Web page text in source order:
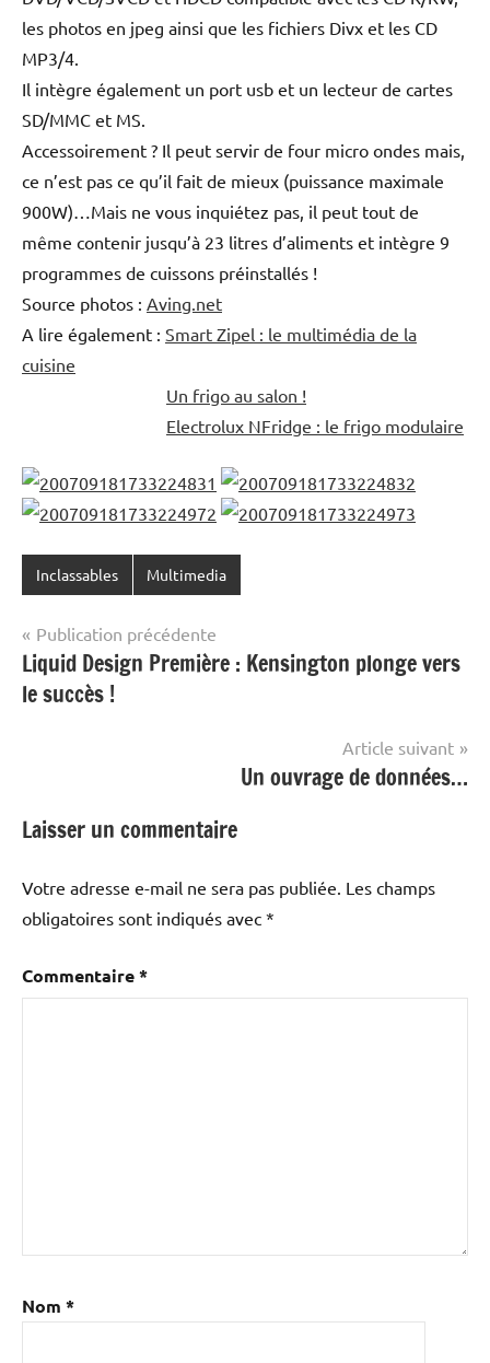
les photos en jpeg ainsi que les fichiers Divx et les CD
MP3/4.
Il intègre également un port usb et un lecteur de cartes
SD/MMC et MS.
Accessoirement ? Il peut servir de four micro ondes mais,
ce n’est pas ce qu’il fait de mieux (puissance maximale
900W)…Mais ne vous inquiétez pas, il peut tout de
même contenir jusqu’à 23 litres d’aliments et intègre 9
programmes de cuissons préinstallés !
Source photos : Aving.net
A lire également : Smart Zipel : le multimédia de la
cuisine
Un frigo au salon !
Electrolux NFridge : le frigo modulaire
Inclassables Multimedia
Navigation
de
l’article
Publication précédente
Liquid Design Première : Kensington plonge vers
le succès !
Article suivant
Un ouvrage de données…
Laisser un commentaire
Votre adresse e-mail ne sera pas publiée. Les champs
obligatoires sont indiqués avec *
Commentaire*
Nom *